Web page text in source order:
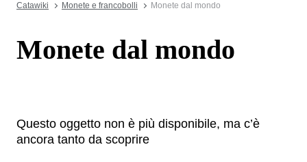
Catawiki Monete e francobolli Monete dal mondo
Monete dal mondo
Questo oggetto non è più disponibile, ma c’è
ancora tanto da scoprire